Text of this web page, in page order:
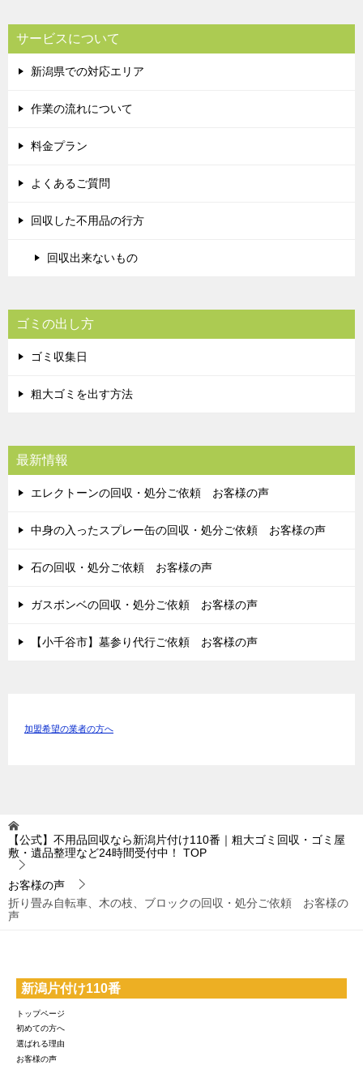
サービスについて
新潟県での対応エリア
作業の流れについて
料金プラン
よくあるご質問
回収した不用品の行方
回収出来ないもの
ゴミの出し方
ゴミ収集日
粗大ゴミを出す方法
最新情報
エレクトーンの回収・処分ご依頼 お客様の声
中身の入ったスプレー缶の回収・処分ご依頼 お客様の声
石の回収・処分ご依頼 お客様の声
ガスボンベの回収・処分ご依頼 お客様の声
【小千谷市】墓参り代行ご依頼 お客様の声
加盟希望の業者の方へ
【公式】不用品回収なら新潟片付け110番｜粗大ゴミ回収・ゴミ屋
敷・遺品整理など24時間受付中！
TOP
お客様の声
折り畳み自転車、木の枝、ブロックの回収・処分ご依頼 お客様の
声
新潟片付け110番
トップページ
初めての方へ
選ばれる理由
お客様の声